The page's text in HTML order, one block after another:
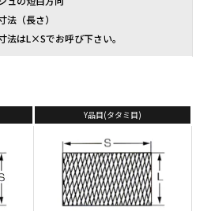
法（長さ）
法はL×Sでお呼び下さい。
Y品目(タタミ目)